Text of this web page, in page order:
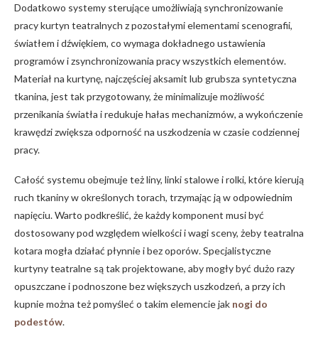
Dodatkowo systemy sterujące umożliwiają synchronizowanie
pracy kurtyn teatralnych z pozostałymi elementami scenografii,
światłem i dźwiękiem, co wymaga dokładnego ustawienia
programów i zsynchronizowania pracy wszystkich elementów.
Materiał na kurtynę, najczęściej aksamit lub grubsza syntetyczna
tkanina, jest tak przygotowany, że minimalizuje możliwość
przenikania światła i redukuje hałas mechanizmów, a wykończenie
krawędzi zwiększa odporność na uszkodzenia w czasie codziennej
pracy.
Całość systemu obejmuje też liny, linki stalowe i rolki, które kierują
ruch tkaniny w określonych torach, trzymając ją w odpowiednim
napięciu. Warto podkreślić, że każdy komponent musi być
dostosowany pod względem wielkości i wagi sceny, żeby teatralna
kotara mogła działać płynnie i bez oporów. Specjalistyczne
kurtyny teatralne są tak projektowane, aby mogły być dużo razy
opuszczane i podnoszone bez większych uszkodzeń, a przy ich
kupnie można też pomyśleć o takim elemencie jak nogi do
podestów.